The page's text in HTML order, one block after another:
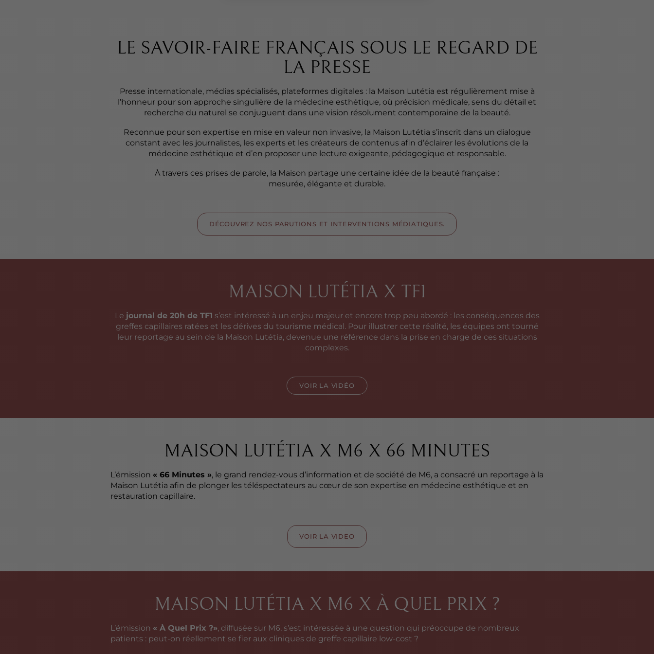
LE SAVOIR-FAIRE FRANÇAIS SOUS LE REGARD DE
LA PRESSE
Presse internationale, médias spécialisés, plateformes digitales : la Maison Lutétia est régulièrement mise à
l’honneur pour son approche singulière de la médecine esthétique, où précision médicale, sens du détail et
recherche du naturel se conjuguent dans une vision résolument contemporaine de la beauté.
Reconnue pour son expertise en mise en valeur non invasive, la Maison Lutétia s’inscrit dans un dialogue
constant avec les journalistes, les experts et les créateurs de contenus afin d’éclairer les évolutions de la
médecine esthétique et d’en proposer une lecture exigeante, pédagogique et responsable.
À travers ces prises de parole, la Maison partage une certaine idée de la beauté française :
mesurée, élégante et durable.
DÉCOUVREZ NOS PARUTIONS ET INTERVENTIONS MÉDIATIQUES.
MAISON LUTÉTIA X TF1
Le journal de 20h de TF1 s’est intéressé à un enjeu majeur et encore trop peu abordé : les conséquences des
greffes capillaires ratées et les dérives du tourisme médical. Pour illustrer cette réalité, les équipes ont tourné
leur reportage au sein de la Maison Lutétia, devenue une référence dans la prise en charge de ces situations
complexes.
VOIR LA VIDÉO
MAISON LUTÉTIA X M6 X 66 MINUTES
L’émission « 66 Minutes », le grand rendez-vous d’information et de société de M6, a consacré un reportage à la
Maison Lutétia afin de plonger les téléspectateurs au cœur de son expertise en médecine esthétique et en
restauration capillaire.
VOIR LA VIDEO
MAISON LUTÉTIA X M6 X À QUEL PRIX ?
L’émission « À Quel Prix ?», diffusée sur M6, s’est intéressée à une question qui préoccupe de nombreux
patients : peut-on réellement se fier aux cliniques de greffe capillaire low-cost ?